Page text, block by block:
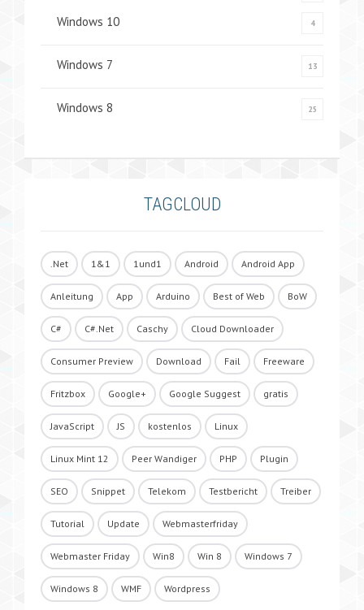
Windows 10 4
Windows 7 13
Windows 8 25
TAGCLOUD
.Net 1&1 1und1 Android Android App
Anleitung App Arduino Best of Web BoW
C# C#.Net Caschy Cloud Downloader
Consumer Preview Download Fail Freeware
Fritzbox Google+ Google Suggest gratis
JavaScript JS kostenlos Linux
Linux Mint 12 Peer Wandiger PHP Plugin
SEO Snippet Telekom Testbericht Treiber
Tutorial Update Webmasterfriday
Webmaster Friday Win8 Win 8 Windows 7
Windows 8 WMF Wordpress